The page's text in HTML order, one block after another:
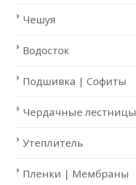
Чешуя
Водосток
Подшивка | Софиты
Чердачные лестницы
Утеплитель
Пленки | Мембраны